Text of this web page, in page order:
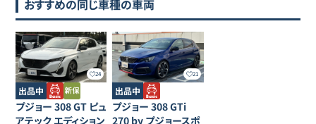
おすすめの同じ車種の車両
24
出品中
プジョー 308GT ピュ
アテック エディション
21
出品中
プジョー 308GTi
270 by プジョースポ